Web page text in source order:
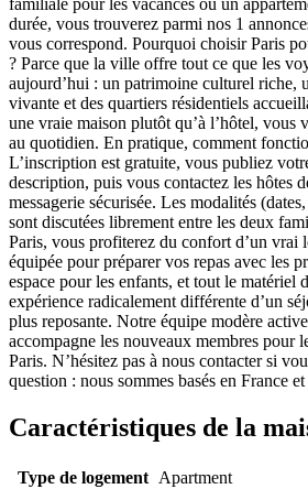
familiale pour les vacances ou un
durée, vous trouverez parmi nos 1
vous correspond. Pourquoi choisir Paris
? Parce que la ville offre tout ce que les
aujourd’hui : un patrimoine culturel riche,
vivante et des quartiers résidentiels
une vraie maison plutôt qu’à l’hôtel, vous
au quotidien. En pratique, comment
L’inscription est gratuite, vous publiez
description, puis vous contactez les hôtes
messagerie sécurisée. Les modalités
sont discutées librement entre les deux
Paris, vous profiterez du confort d’un vrai
équipée pour préparer vos repas avec les
espace pour les enfants, et tout le matériel
expérience radicalement différente d’un
plus reposante. Notre équipe modère
accompagne les nouveaux membres pour
Paris. N’hésitez pas à nous contacter si
question : nous sommes basés en France
Caractéristiques de la
Type de logement Apartment